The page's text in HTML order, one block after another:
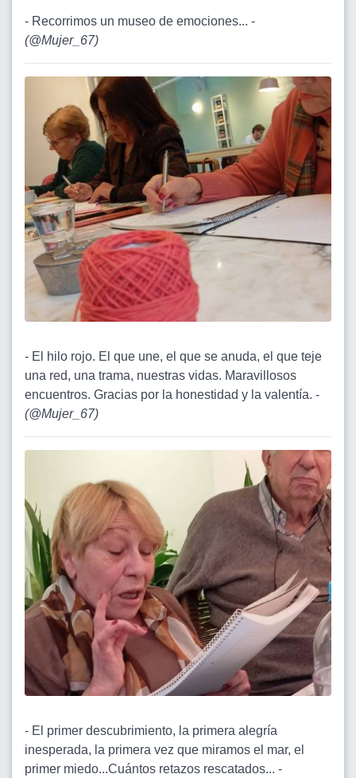
- Recorrimos un museo de emociones... -
(@Mujer_67)
- El hilo rojo. El que une, el que se anuda, el que teje
una red, una trama, nuestras vidas. Maravillosos
encuentros. Gracias por la honestidad y la valentía. -
(@Mujer_67)
- El primer descubrimiento, la primera alegría
inesperada, la primera vez que miramos el mar, el
primer miedo...Cuántos retazos rescatados... -